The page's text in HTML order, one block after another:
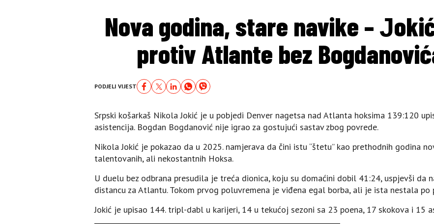
Nova godina, stare navike –
protiv Atlante bez
PODJELI VIJEST
Srpski košarkaš Nikola Јokić je u pobjedi Denver nagetsa nad Atlanta hoksima 139:120
asistencija. Bogdan Bogdanović nije igrao za gostujući sastav zbog povrede.
Nikola Јokić je pokazao da u 2025. namjerava da čini istu “štetu” kao prethodnih godina
talentovanih, ali nekostantnih Hoksa.
U duelu bez odbrana presudila je treća dionica, koju su domaćini dobil 41:24, uspjevši da
distancu za Atlantu. Tokom prvog poluvremena je viđena egal borba, ali je ista nestala po
Јokić je upisao 144. tripl-dabl u karijeri, 14 u tekućoj sezoni sa 23 poena, 17 skokova i 15